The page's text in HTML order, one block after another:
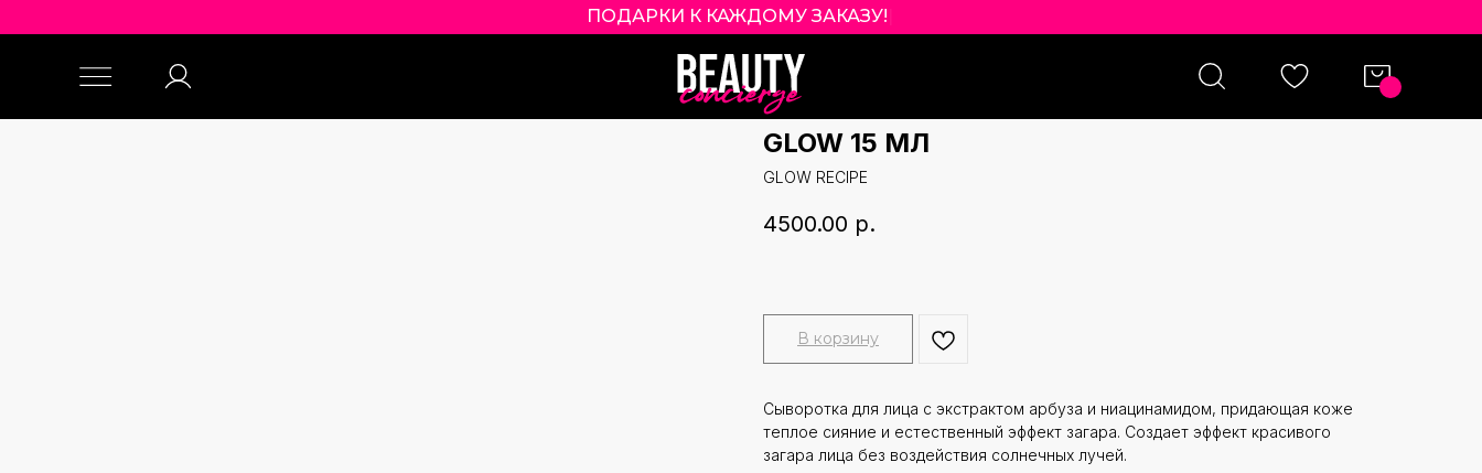
ПОДАРКИ К КАЖДОМУ ЗАКАЗУ!
GLOW RECIPE WATERMELON GLOW
NIACINAMIDE HUE DROPS ОТТЕНОК SUN
GLOW 15 МЛ
GLOW RECIPE
4500.00 р.
В корзину
Сыворотка для лица с экстрактом арбуза и ниацинамидом, придающая коже
теплое сияние и естественный эффект загара. Создает эффект красивого
загара лица без воздействия солнечных лучей.